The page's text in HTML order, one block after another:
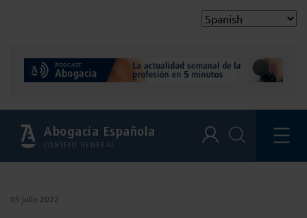
Abogacía Española
CONSEJO GENERAL
05 julio 2022